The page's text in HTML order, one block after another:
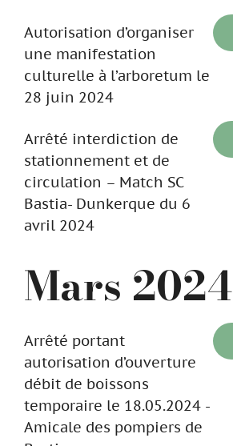
Autorisation d’organiser
une manifestation
culturelle à l’arboretum le
28 juin 2024
Arrêté interdiction de
stationnement et de
circulation – Match SC
Bastia- Dunkerque du 6
avril 2024
Mars 2024
Arrêté portant
autorisation d’ouverture
débit de boissons
temporaire le 18.05.2024 -
Amicale des pompiers de